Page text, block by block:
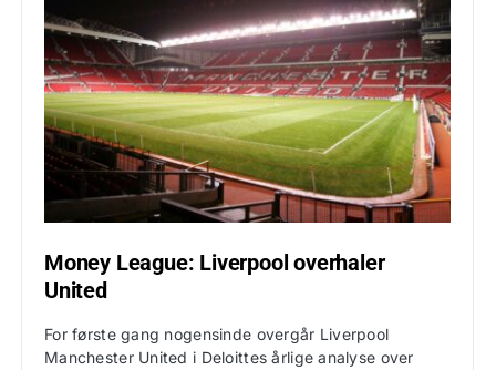
Money League: Liverpool overhaler
United
For første gang nogensinde overgår Liverpool
Manchester United i Deloittes årlige analyse over